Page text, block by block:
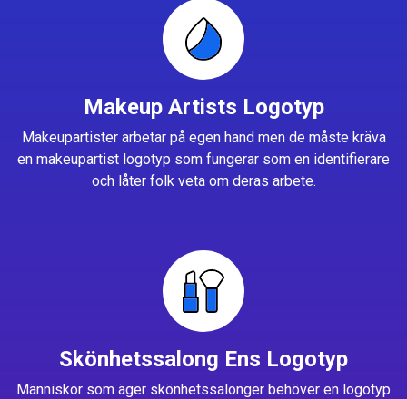
Makeup Artists Logotyp
Makeupartister arbetar på egen hand men de måste kräva
en makeupartist logotyp som fungerar som en identifierare
och låter folk veta om deras arbete.
Skönhetssalong Ens Logotyp
Människor som äger skönhetssalonger behöver en logotyp